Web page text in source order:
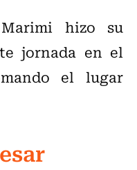
hizo su
jornada en el
el lugar